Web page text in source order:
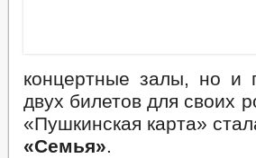
Информация о результатах проверок
Поручения Главы и Правительства ЧР
Поручения Главы ЧР
Перечень поручений Главы ЧР
Протокольные поручения Мэра
Председатель Правительства ЧР
концертные залы, но и
двух билетов для своих
«Пушкинская карта»
«Семья».